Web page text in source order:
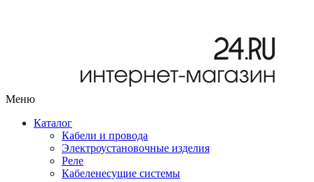
Меню
Каталог
Кабели и провода
Электроустановочные изделия
Реле
Кабеленесущие системы